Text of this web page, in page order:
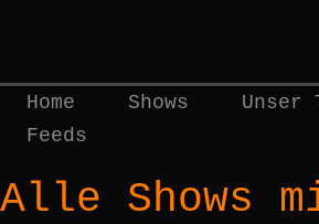
Home Shows Unser
Feeds
Alle Shows